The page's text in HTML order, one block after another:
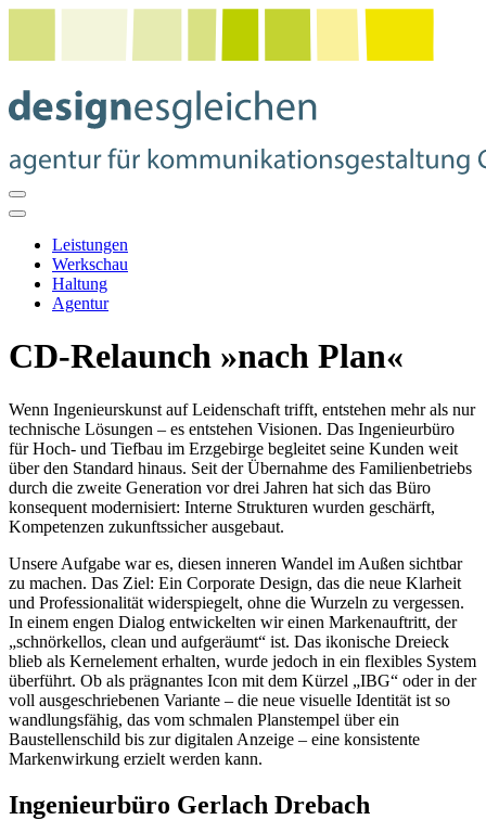
Leistungen
Werkschau
Haltung
Agentur
CD-Relaunch »nach Plan«
Wenn Ingenieurskunst auf Leidenschaft trifft, entstehen mehr als nur
technische Lösungen – es entstehen Visionen. Das Ingenieurbüro
für Hoch- und Tiefbau im Erzgebirge begleitet seine Kunden weit
über den Standard hinaus. Seit der Übernahme des Familienbetriebs
durch die zweite Generation vor drei Jahren hat sich das Büro
konsequent modernisiert: Interne Strukturen wurden geschärft,
Kompetenzen zukunftssicher ausgebaut.
Unsere Aufgabe war es, diesen inneren Wandel im Außen sichtbar
zu machen. Das Ziel: Ein Corporate Design, das die neue Klarheit
und Professionalität widerspiegelt, ohne die Wurzeln zu vergessen.
In einem engen Dialog entwickelten wir einen Markenauftritt, der
„schnörkellos, clean und aufgeräumt“ ist. Das ikonische Dreieck
blieb als Kernelement erhalten, wurde jedoch in ein flexibles System
überführt. Ob als prägnantes Icon mit dem Kürzel „IBG“ oder in der
voll ausgeschriebenen Variante – die neue visuelle Identität ist so
wandlungsfähig, das vom schmalen Planstempel über ein
Baustellenschild bis zur digitalen Anzeige – eine konsistente
Markenwirkung erzielt werden kann.
Ingenieurbüro Gerlach Drebach